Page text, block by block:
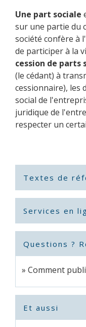
Une part sociale
sur une partie du
société confère à
de participer à la
cession de parts
(le cédant) à
cessionnaire), les
social de
juridique de
respecter un
Textes de
Services en
Questions ?
Comment
Et aussi